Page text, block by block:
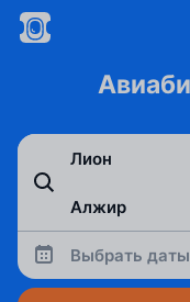
Выбрать даты